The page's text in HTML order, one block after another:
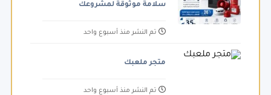
سلامة موثوقة لمشروعك
تم النشر منذ أسبوع واحد
متجر ملعبك
تم النشر منذ أسبوع واحد